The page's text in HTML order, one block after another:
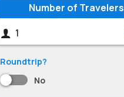
Number of Travelers
Roundtrip?
No